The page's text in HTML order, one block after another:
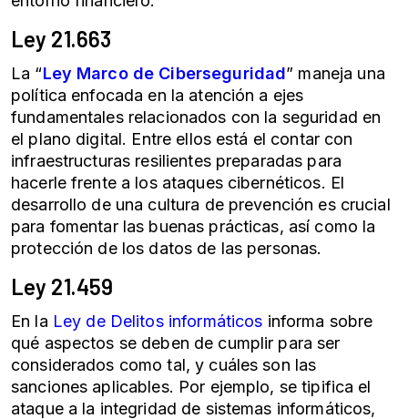
Ley 21.663
La “Ley Marco de Ciberseguridad” maneja una
política enfocada en la atención a ejes
fundamentales relacionados con la seguridad en
el plano digital. Entre ellos está el contar con
infraestructuras resilientes preparadas para
hacerle frente a los ataques cibernéticos. El
desarrollo de una cultura de prevención es crucial
para fomentar las buenas prácticas, así como la
protección de los datos de las personas.
Ley 21.459
En la Ley de Delitos informáticos informa sobre
qué aspectos se deben de cumplir para ser
considerados como tal, y cuáles son las
sanciones aplicables. Por ejemplo, se tipifica el
ataque a la integridad de sistemas informáticos,